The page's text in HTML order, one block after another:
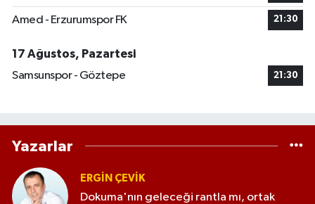
Amed - Erzurumspor FK 21:30
17 Ağustos, Pazartesi
Samsunspor - Göztepe
21:30
Yazarlar
ERGIN ÇEVİK
Dokuma'nın geleceği rantla mı, ortak